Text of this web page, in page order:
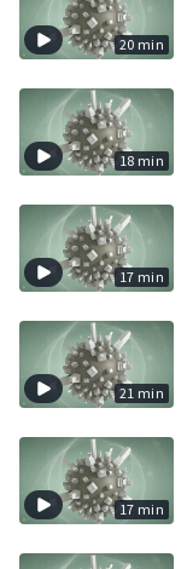
20 min
18 min
17 min
21 min
17 min